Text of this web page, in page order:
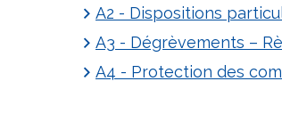
A2 - Dispositions
A3 - Dégrèvements –
A4 - Protection des